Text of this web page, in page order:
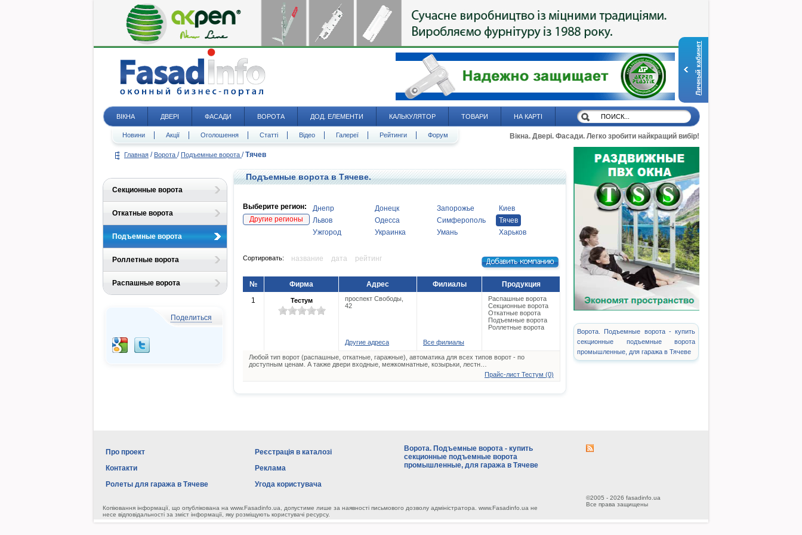
Личный кабинет
ВІКНА ДВЕРІ ФАСАДИ ВОРОТА ДОД. ЕЛЕМЕНТИ КАЛЬКУЛЯТОР ТОВАРИ НА КАРТІ
Новини Акції Оголошення Статті Відео Галереї Рейтинги Форум Вікна. Двері. Фасади. Легко зробити найкращий вибір!
Главная / Ворота / Подъемные ворота / Тячев
Секционные ворота
Откатные ворота
Подъемные ворота
Роллетные ворота
Распашные ворота
Поделиться
Подъемные ворота в Тячеве.
Выберите регион:
Другие регионы
Днепр Донецк Запорожье
Киев
Львов
Одесса Симферополь
Тячев
Ужгород
Украинка Умань Харьков
Сортировать: название дата рейтинг
№ Фирма Адрес Филиалы
Продукция
1
Тестум
проспект Свободы,
42
Распашные ворота
Секционные ворота
Откатные ворота
Подъемные ворота
Роллетные ворота
Другие адреса Все филиалы
Любой тип ворот (распашные, откатные, гаражные), автоматика для всех типов ворот - по
доступным ценам. А также двери входные, межкомнатные, козырьки, лестн…
Прайс-лист Тестум (0)
Ворота. Подъемные ворота - купить
секционные подъемные ворота
промышленные, для гаража в Тячеве
Про проект
Контакти
Ролеты для гаража в Тячеве
Реєстрація в каталозі
Реклама
Угода користувача
Ворота. Подъемные ворота - купить
секционные подъемные ворота
промышленные, для гаража в Тячеве
Копіювання інформації, що опублікована на www.Fasadinfo.ua, допустиме лише за наявності письмового дозволу адміністратора. www.Fasadinfo.ua не
несе відповідальності за зміст інформації, яку розміщують користувачі ресурсу.
©2005 - 2026 fasadinfo.ua
Все права защищены